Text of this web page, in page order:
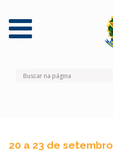
20 a 23 de setembro